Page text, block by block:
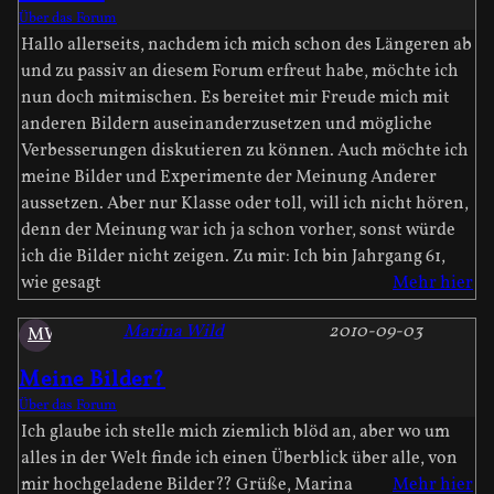
Über das Forum
Hallo allerseits, nachdem ich mich schon des Längeren ab
und zu passiv an diesem Forum erfreut habe, möchte ich
nun doch mitmischen. Es bereitet mir Freude mich mit
anderen Bildern auseinanderzusetzen und mögliche
Verbesserungen diskutieren zu können. Auch möchte ich
meine Bilder und Experimente der Meinung Anderer
aussetzen. Aber nur Klasse oder toll, will ich nicht hören,
denn der Meinung war ich ja schon vorher, sonst würde
ich die Bilder nicht zeigen. Zu mir: Ich bin Jahrgang 61,
wie gesagt
Mehr hier
MW
Meine Bilder?
2010-09-03
Marina Wild
Über das Forum
Ich glaube ich stelle mich ziemlich blöd an, aber wo um
alles in der Welt finde ich einen Überblick über alle, von
mir hochgeladene Bilder?? Grüße, Marina
Mehr hier